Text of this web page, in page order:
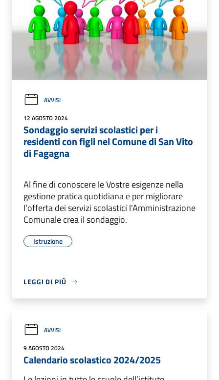
AVVISI
12 AGOSTO 2024
Sondaggio servizi scolastici per i
residenti con figli nel Comune di San Vito
di Fagagna
Al fine di conoscere le Vostre esigenze nella
gestione pratica quotidiana e per migliorare
l’offerta dei servizi scolastici l'Amministrazione
Comunale crea il sondaggio.
Istruzione
LEGGI DI PIÙ
AVVISI
9 AGOSTO 2024
Calendario scolastico 2024/2025